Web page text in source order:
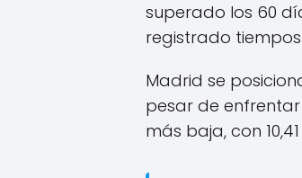
superado los 60
registrado
Madrid se
pesar de
más baja, con